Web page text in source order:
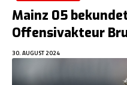
Mainz 05
Offensivakteur
30. AUGUST 2024